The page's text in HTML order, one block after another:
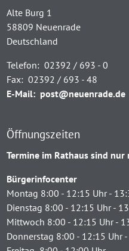
Alte Burg 1
58809 Neuenrade
Deutschland
Telefon: 02392 / 693 - 0
Fax: 02392 / 693 - 48
E-Mail: post@neuenrade.de
Öffnungszeiten
Termine im Rathaus sind
Bürgerinfocenter
Montag 8:00 - 12:15 Uhr -
Dienstag 8:00 - 12:15 Uhr -
Mittwoch 8:00 - 12:15 Uhr -
Donnerstag 8:00 - 12:15 Uhr